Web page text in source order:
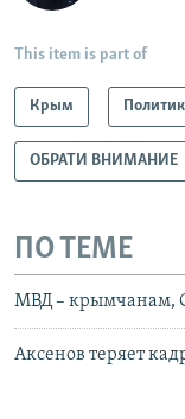
This item is part of
Крым
ОБРАТИ ВНИМАНИЕ
ПО ТЕМЕ
МВД – крымчанам,
Аксенов теряет